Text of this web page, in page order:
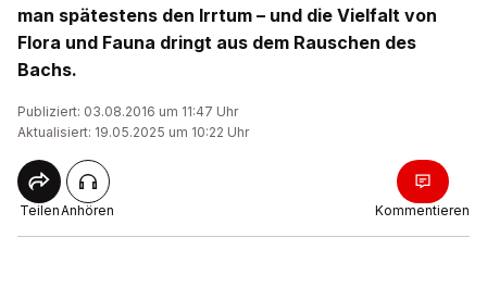
man spätestens den Irrtum – und die Vielfalt von
Flora und Fauna dringt aus dem Rauschen des
Bachs.
Publiziert: 03.08.2016 um 11:47 Uhr
Aktualisiert: 19.05.2025 um 10:22 Uhr
TeilenAnhören Kommentieren